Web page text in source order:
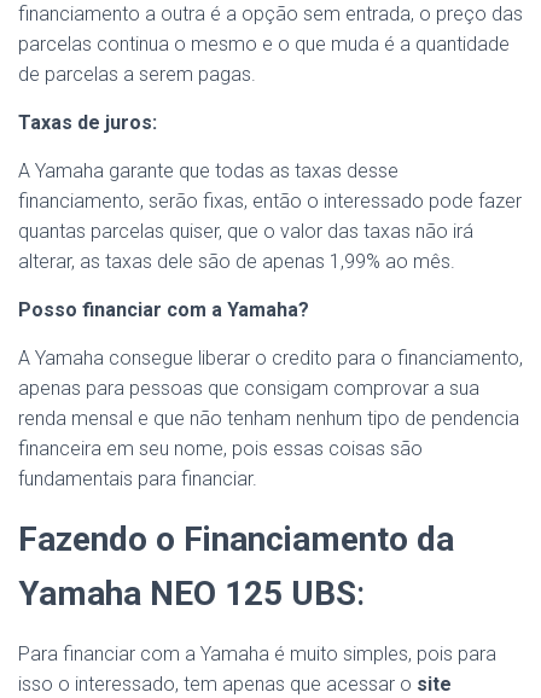
financiamento a outra é a opção sem entrada, o preço das
parcelas continua o mesmo e o que muda é a quantidade
de parcelas a serem pagas.
Taxas de juros:
A Yamaha garante que todas as taxas desse
financiamento, serão fixas, então o interessado pode fazer
quantas parcelas quiser, que o valor das taxas não irá
alterar, as taxas dele são de apenas 1,99% ao mês.
Posso financiar com a Yamaha?
A Yamaha consegue liberar o credito para o financiamento,
apenas para pessoas que consigam comprovar a sua
renda mensal e que não tenham nenhum tipo de pendencia
financeira em seu nome, pois essas coisas são
fundamentais para financiar.
Fazendo o Financiamento da
Yamaha NEO 125 UBS:
Para financiar com a Yamaha é muito simples, pois para
isso o interessado, tem apenas que acessar o site